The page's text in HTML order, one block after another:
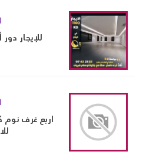
للإيجار
اربع غرف